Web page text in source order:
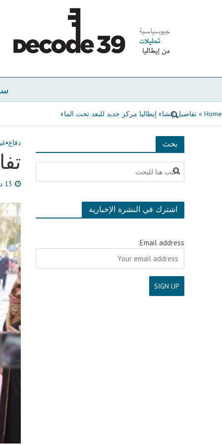
Home
» تفاصيل إنشاء إيطاليا مركز جديد للبعد تحت الماء
دفاع•
13 ديسمبر، 2023
بحث
اشترك في النشرة الإخبارية
Email address: